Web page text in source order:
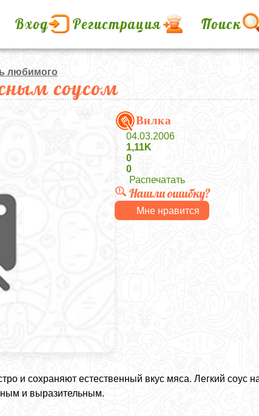
Вход Регистрация Поиск
любимого
соусом
Вилка
04.03.2006
1,11K
0
0
Распечатать
Нашли ошибку?
Мне нравится
и сохраняют естественный вкус мяса. Легкий соус
и выразительным.